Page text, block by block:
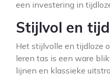
een investering in
Stijlvol en
Het stijlvolle en tijdloze
leren tas is een ware
lijnen en klassieke